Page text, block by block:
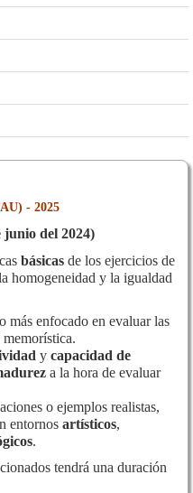
- 2025
junio del 2024)
básicas de los ejercicios de
homogeneidad y la igualdad
más enfocado en evaluar las
y capacidad de
a la hora de evaluar
o ejemplos realistas,
entornos artísticos,
.
tendrá una duración